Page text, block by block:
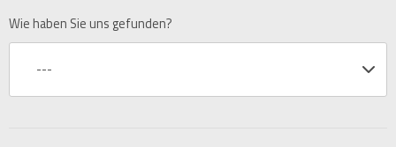
Wie haben Sie uns gefunden?
---